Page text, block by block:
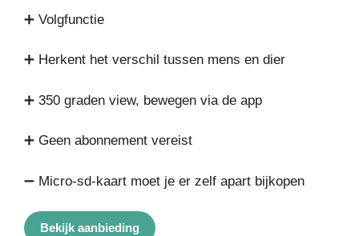
➕ Volgfunctie
➕ Herkent het verschil tussen mens en dier
➕ 350 graden view, bewegen via de app
➕ Geen abonnement vereist
➖ Micro-sd-kaart moet je er zelf apart bijkopen
Bekijk aanbieding